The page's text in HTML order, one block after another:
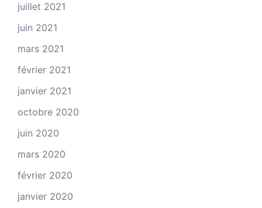
juillet 2021
juin 2021
mars 2021
février 2021
janvier 2021
octobre 2020
juin 2020
mars 2020
février 2020
janvier 2020